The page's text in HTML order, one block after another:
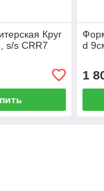
Круг
s/s CRR7
d
1